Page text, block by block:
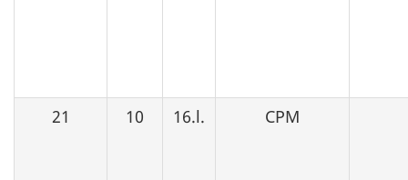
21 10 16.l. CPM